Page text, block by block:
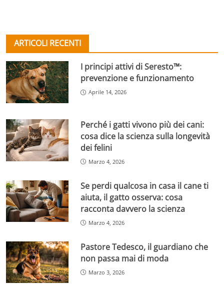
ARTICOLI RECENTI
I principi attivi di Seresto™:
prevenzione e funzionamento
Aprile 14, 2026
Perché i gatti vivono più dei cani:
cosa dice la scienza sulla longevità
dei felini
Marzo 4, 2026
Se perdi qualcosa in casa il cane ti
aiuta, il gatto osserva: cosa
racconta davvero la scienza
Marzo 4, 2026
Pastore Tedesco, il guardiano che
non passa mai di moda
Marzo 3, 2026